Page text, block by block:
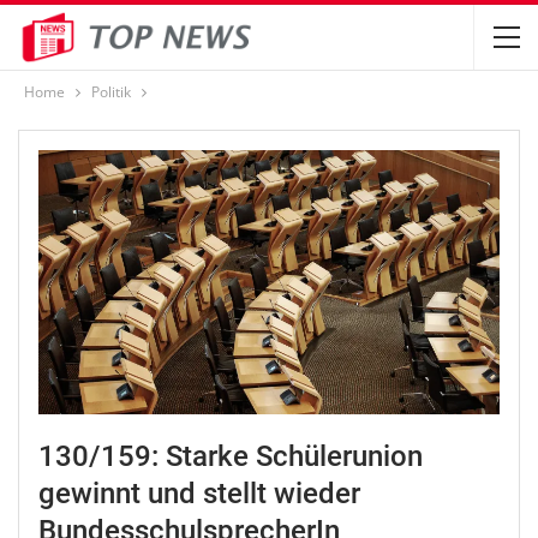
Home Politik
130/159: Starke Schülerunion
gewinnt und stellt wieder
BundesschulsprecherIn